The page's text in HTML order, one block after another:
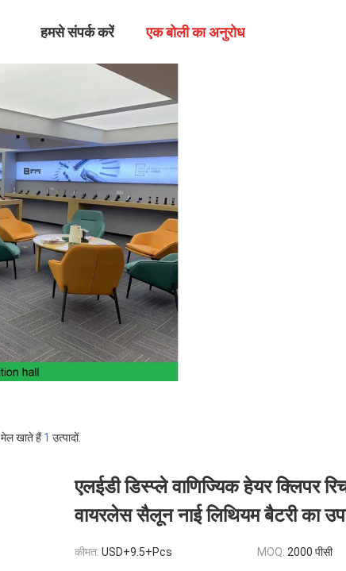
हमसे संपर्क करें एक बोली का अनुरोध
खाते हैं1 उत्पादों.
एलईडी डिस्प्ले वाणिज्यिक हेयर क्लिपर
वायरलेस सैलून नाई लिथियम बैटरी का
कीमत: USD+9.5+Pcs MOQ: 2000 पीसी